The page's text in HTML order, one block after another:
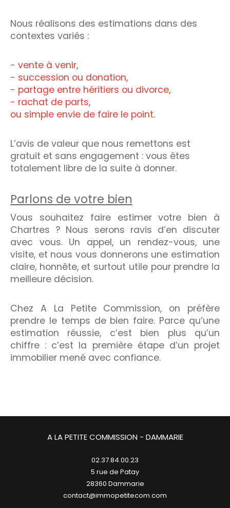
Nous réalisons des estimations dans des
contextes variés :
- vente à venir,
- succession ou donation,
- partage entre héritiers ou divorce,
- rachat de parts,
ou simple envie de faire le point.
L’avis de valeur que nous remettons est
gratuit et sans engagement : vous êtes
totalement libre de la suite à donner.
Parlons de votre bien
Vous souhaitez faire estimer votre bien à
Chartres ? Nous serons ravis d’en discuter
avec vous. Un appel, un rendez-vous, une
visite, et nous vous donnerons une estimation
claire, honnête, et surtout utile pour prendre la
meilleure décision.
Chez A La Petite Commission, on préfère
prendre le temps de bien faire. Parce qu’une
estimation réussie, c’est bien plus qu’un
chiffre : c’est la première étape d’un projet
immobilier mené avec confiance.
A LA PETITE COMMISSION - DAMMARIE
02.37.84.00.23
5 rue de Patay
28360
dammarie
contact@immopetitecom.com